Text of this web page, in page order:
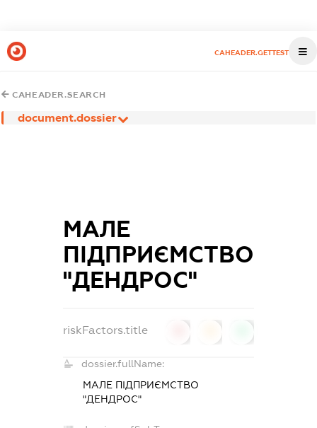
CAHEADER.GETTEST
CAHEADER.SEARCH
document.dossier
МАЛЕ
ПІДПРИЄМСТВО
"ДЕНДРОС"
riskFactors.title
dossier.fullName:
МАЛЕ ПІДПРИЄМСТВО
"ДЕНДРОС"